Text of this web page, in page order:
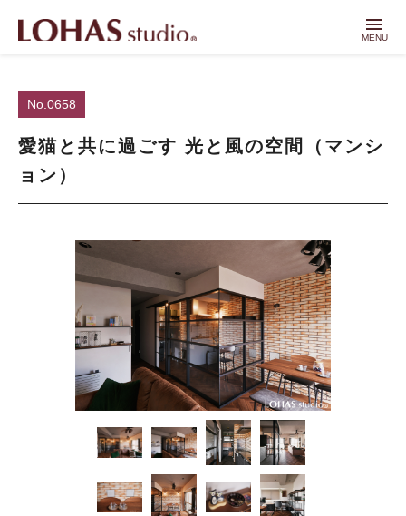
menu
MENU
No.0658
愛猫と共に過ごす 光と風の空間（マンシ
ョン）